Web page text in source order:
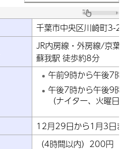
千葉市中央区川崎町3-2
JR内房線・外房線/京葉線
蘇我駅 徒歩約8分
午前9時から午後7時
午後7時から午後9時
（ナイター、火曜日
12月29日から1月3日ま
（4時間以内）200円